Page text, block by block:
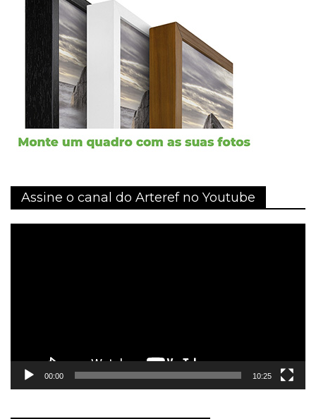
Assine o canal do Arteref no Youtube
00:00 10:25